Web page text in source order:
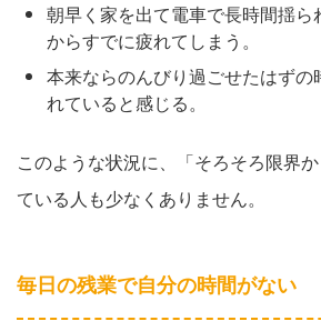
朝早く家を出て電車で長時間揺ら
からすでに疲れてしまう。
本来ならのんびり過ごせたはずの
れていると感じる。
このような状況に、「そろそろ限界
ている人も少なくありません。
毎日の残業で自分の時間がない